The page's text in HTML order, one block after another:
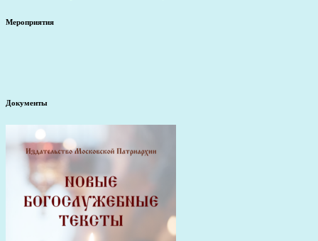
Мероприятия
Документы